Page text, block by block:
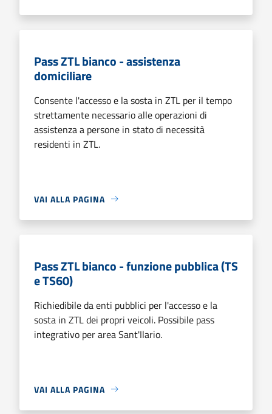
Pass ZTL bianco - assistenza
domiciliare
Consente l'accesso e la sosta in ZTL per il tempo
strettamente necessario alle operazioni di
assistenza a persone in stato di necessità
residenti in ZTL.
VAI ALLA PAGINA
Pass ZTL bianco - funzione pubblica (TS
e TS60)
Richiedibile da enti pubblici per l'accesso e la
sosta in ZTL dei propri veicoli. Possibile pass
integrativo per area Sant'Ilario.
VAI ALLA PAGINA